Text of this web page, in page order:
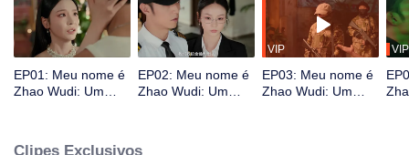
nova.
EP01: Meu nome é
Zhao Wudi: Um
EP02: Meu nome é
Zhao Wudi: Um
VIP
EP03: Meu nome é
Zhao Wudi: Um
VIP
Clipes Exclusivos